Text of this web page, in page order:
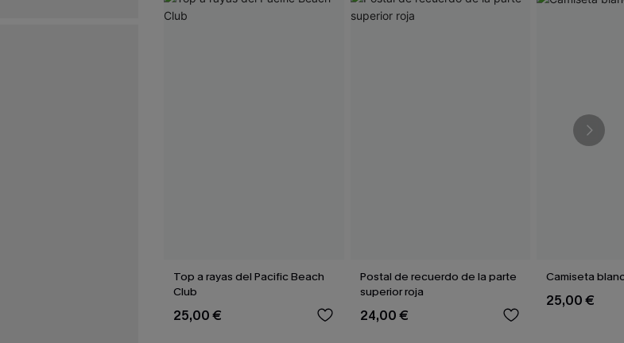
Top a rayas del Pacific Beach
Club
25,00 €
Postal de recuerdo de la parte
superior roja
24,00 €
Camiseta
25,00 €